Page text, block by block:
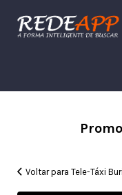
Procurar:
Voltar para Tele-Táxi